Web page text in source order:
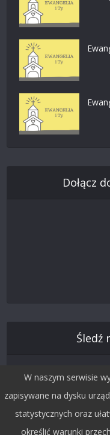
Dołącz
Śledź
W naszym serwisie
zapisywane na dysku
statystycznych oraz
określić warunki